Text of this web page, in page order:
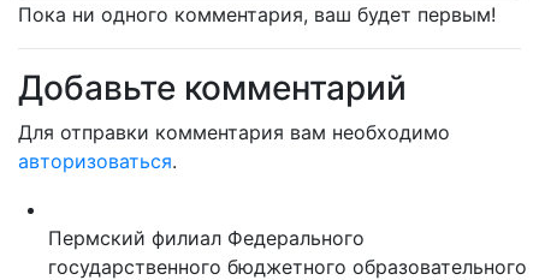
Пока ни одного комментария, ваш будет первым!
Добавьте комментарий
Для отправки комментария вам необходимо
авторизоваться.
Пермский филиал Федерального
государственного бюджетного образовательного